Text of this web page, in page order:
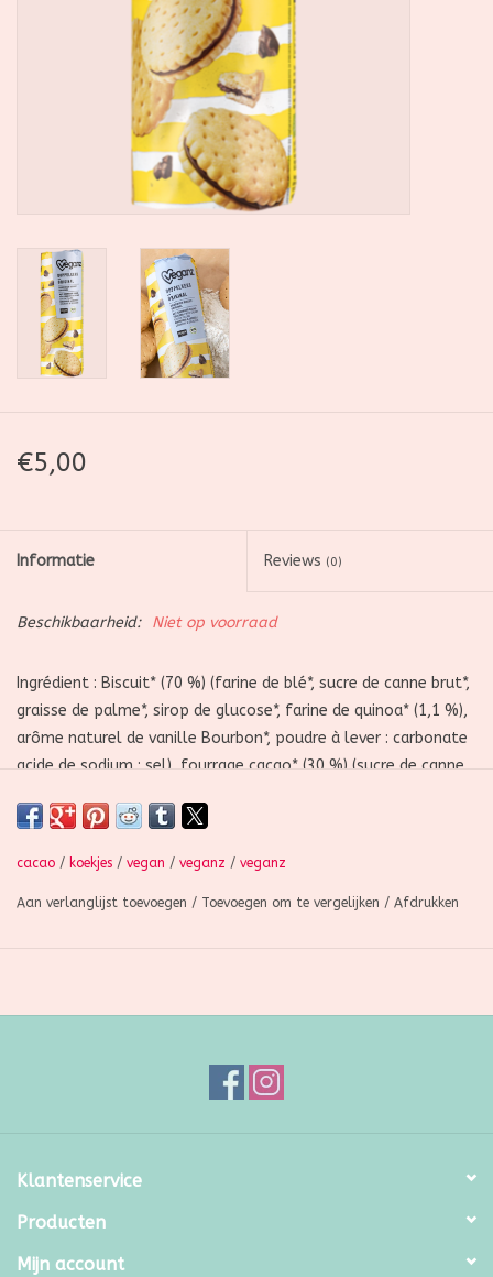
€5,00
Informatie Reviews (0)
Beschikbaarheid: Niet op voorraad
Ingrédient : Biscuit* (70 %) (farine de blé*, sucre de canne brut*,
graisse de palme*, sirop de glucose*, farine de quinoa* (1,1 %),
arôme naturel de vanille Bourbon*, poudre à lever : carbonate
acide de sodium ; sel), fourrage cacao* (30 %) (sucre de canne
lécithines de tournesol* ; arôme naturel de vanille Bourbon*).
cacao / koekjes / vegan / veganz / veganz
Aan verlanglijst toevoegen / Toevoegen om te vergelijken / Afdrukken
Klantenservice
Producten
Mijn account